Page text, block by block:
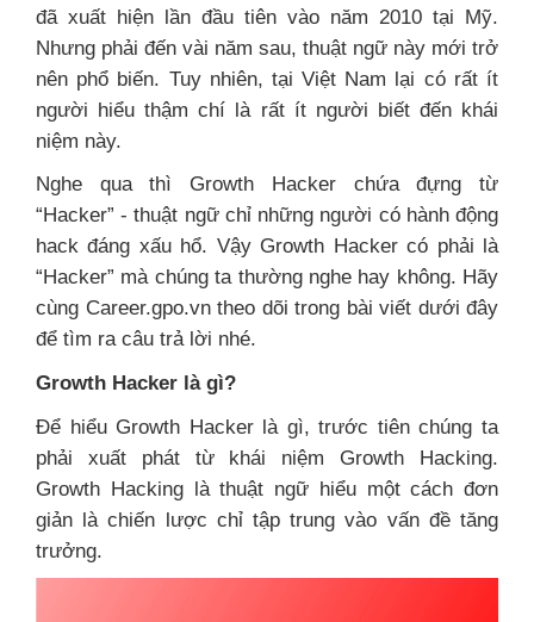
đã xuất hiện lần đầu tiên vào năm 2010 tại Mỹ.
Nhưng phải đến vài năm sau, thuật ngữ này mới trở
nên phổ biến. Tuy nhiên, tại Việt Nam lại có rất ít
người hiểu thậm chí là rất ít người biết đến khái
niệm này.
Nghe qua thì Growth Hacker chứa đựng từ
“Hacker” - thuật ngữ chỉ những người có hành động
hack đáng xấu hổ. Vậy Growth Hacker có phải là
“Hacker” mà chúng ta thường nghe hay không. Hãy
cùng Career.gpo.vn theo dõi trong bài viết dưới đây
để tìm ra câu trả lời nhé.
Growth Hacker là gì?
Để hiểu Growth Hacker là gì, trước tiên chúng ta
phải xuất phát từ khái niệm Growth Hacking.
Growth Hacking là thuật ngữ hiểu một cách đơn
giản là chiến lược chỉ tập trung vào vấn đề tăng
trưởng.